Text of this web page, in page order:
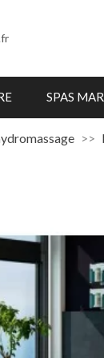
SPAS